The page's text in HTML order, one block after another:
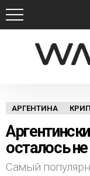
АРГЕНТИНА
осталось
Самый